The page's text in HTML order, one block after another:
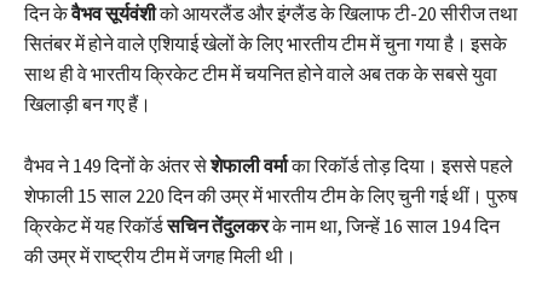
दिन केवैभव सूर्यवंशीको आयरलैंड और इंग्लैंड के खिलाफ टी-20 सीरीज तथा
सितंबर में होने वाले एशियाई खेलों के लिए भारतीय टीम में चुना गया है। इसके
साथ ही वे भारतीय क्रिकेट टीम में चयनित होने वाले अब तक के सबसे युवा
खिलाड़ी बन गए हैं।
वैभव ने 149 दिनों के अंतर सेशेफाली वर्माका रिकॉर्ड तोड़ दिया। इससे पहले
शेफाली 15 साल 220 दिन की उम्र में भारतीय टीम के लिए चुनी गई थीं। पुरुष
क्रिकेट में यह रिकॉर्डसचिन तेंदुलकरके नाम था, जिन्हें 16 साल 194 दिन
की उम्र में राष्ट्रीय टीम में जगह मिली थी।